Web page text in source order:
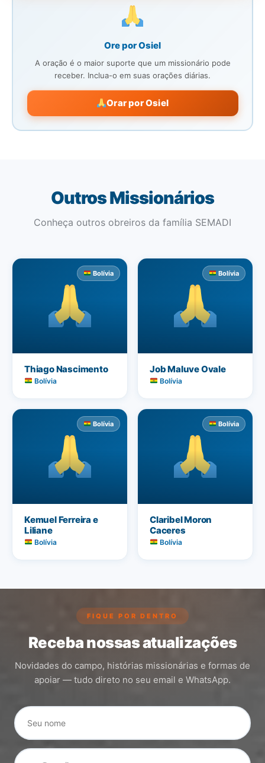
Ore por Osiel
A oração é o maior suporte que um missionário pode
receber. Inclua-o em suas orações diárias.
Orar por Osiel
Outros Missionários
Conheça outros obreiros da família SEMADI
Bolívia
Thiago Nascimento
Bolívia
Bolívia
Job Maluve Ovale
Bolívia
Bolívia
Kemuel Ferreira e
Liliane
Bolívia
Bolívia
Claribel Moron
Caceres
Bolívia
FIQUE POR DENTRO
Receba nossas atualizações
Novidades do campo, histórias missionárias e formas de
apoiar — tudo direto no seu email e WhatsApp.